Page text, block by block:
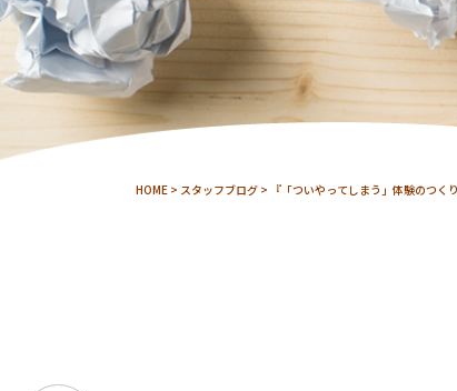
HOME > スタッフブログ > 『「ついやってしまう」体験のつく